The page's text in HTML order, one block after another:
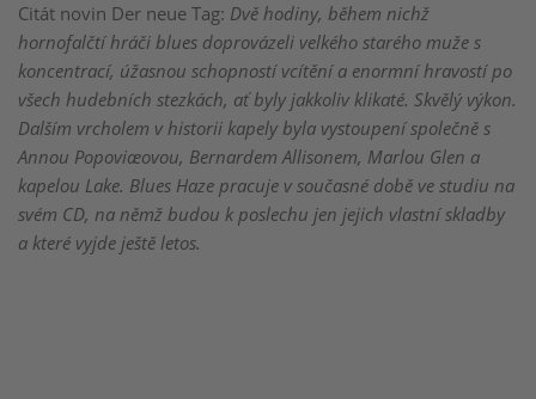
Citát novin Der neue Tag: Dvě hodiny, během nichž
hornofalčtí hráči blues doprovázeli velkého starého muže s
koncentrací, úžasnou schopností vcítění a enormní hravostí po
všech hudebních stezkách, ať byly jakkoliv klikaté. Skvělý výkon.
Dalším vrcholem v historii kapely byla vystoupení společně s
Annou Popoviæovou, Bernardem Allisonem, Marlou Glen a
kapelou Lake. Blues Haze pracuje v současné době ve studiu na
svém CD, na němž budou k poslechu jen jejich vlastní skladby
a které vyjde ještě letos.